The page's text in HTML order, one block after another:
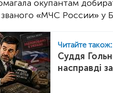
окупантам
«МЧС России» у
Читайте також:
Суддя
насправді